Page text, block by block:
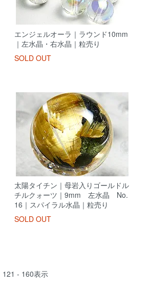
エンジェルオーラ｜ラウンド10mm
｜左水晶・右水晶｜粒売り
SOLD OUT
太陽タイチン｜母岩入りゴールドル
チルクォーツ｜9mm 左水晶 No.
16｜スパイラル水晶｜粒売り
SOLD OUT
121 - 160表示